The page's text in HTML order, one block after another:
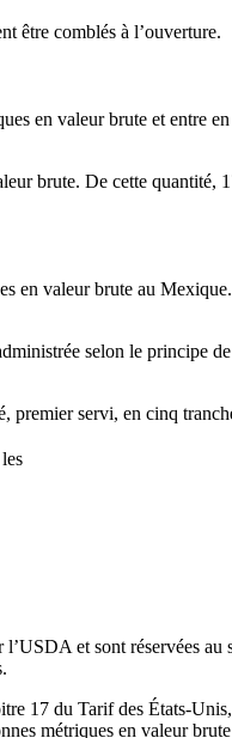
être comblés à l’ouverture.
en valeur brute et entre
brute. De cette quantité,
en valeur brute au
selon le principe
premier servi, en cinq
et sont réservées
17 du Tarif des États-
métriques en valeur